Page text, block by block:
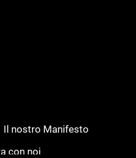
Il nostro Manifesto
con noi